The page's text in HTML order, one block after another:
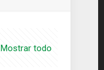
Mostrar todo